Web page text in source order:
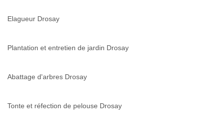
Elagueur Drosay
Plantation et entretien de jardin Drosay
Abattage d'arbres Drosay
Tonte et réfection de pelouse Drosay